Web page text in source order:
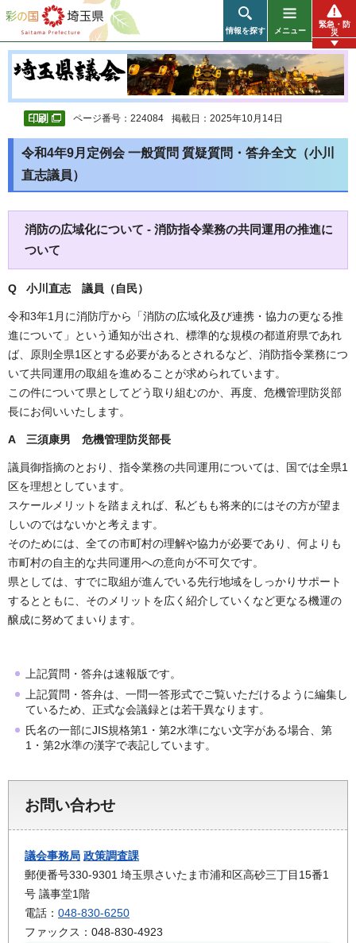
彩の国 埼玉県
情報を探す メニュー
緊急・防
災
ページ番号：224084 掲載日：2025年10月14日
令和4年9月定例会 一般質問 質疑質問・答弁全文（小川
直志議員）
消防の広域化について - 消防指令業務の共同運用の推進に
ついて
Q 小川直志 議員（自民）
令和3年1月に消防庁から「消防の広域化及び連携・協力の更なる推
進について」という通知が出され、標準的な規模の都道府県であれ
ば、原則全県1区とする必要があるとされるなど、消防指令業務につ
いて共同運用の取組を進めることが求められています。
この件について県としてどう取り組むのか、再度、危機管理防災部
長にお伺いいたします。
A 三須康男 危機管理防災部長
議員御指摘のとおり、指令業務の共同運用については、国では全県1
区を理想としています。
スケールメリットを踏まえれば、私どもも将来的にはその方が望ま
しいのではないかと考えます。
そのためには、全ての市町村の理解や協力が必要であり、何よりも
市町村の自主的な共同運用への意向が不可欠です。
県としては、すでに取組が進んでいる先行地域をしっかりサポート
するとともに、そのメリットを広く紹介していくなど更なる機運の
醸成に努めてまいります。
上記質問・答弁は速報版です。
上記質問・答弁は、一問一答形式でご覧いただけるように編集し
ているため、正式な会議録とは若干異なります。
氏名の一部にJIS規格第1・第2水準にない文字がある場合、第
1・第2水準の漢字で表記しています。
お問い合わせ
議会事務局 政策調査課
郵便番号330-9301 埼玉県さいたま市浦和区高砂三丁目15番1
号 議事堂1階
電話： 048-830-6250
ファックス：048-830-4923